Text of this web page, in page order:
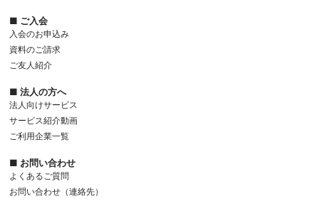
■ ご入会
入会のお申込み
資料のご請求
ご友人紹介
■ 法人の方へ
法人向けサービス
サービス紹介動画
ご利用企業一覧
■ お問い合わせ
よくあるご質問
お問い合わせ（連絡先）